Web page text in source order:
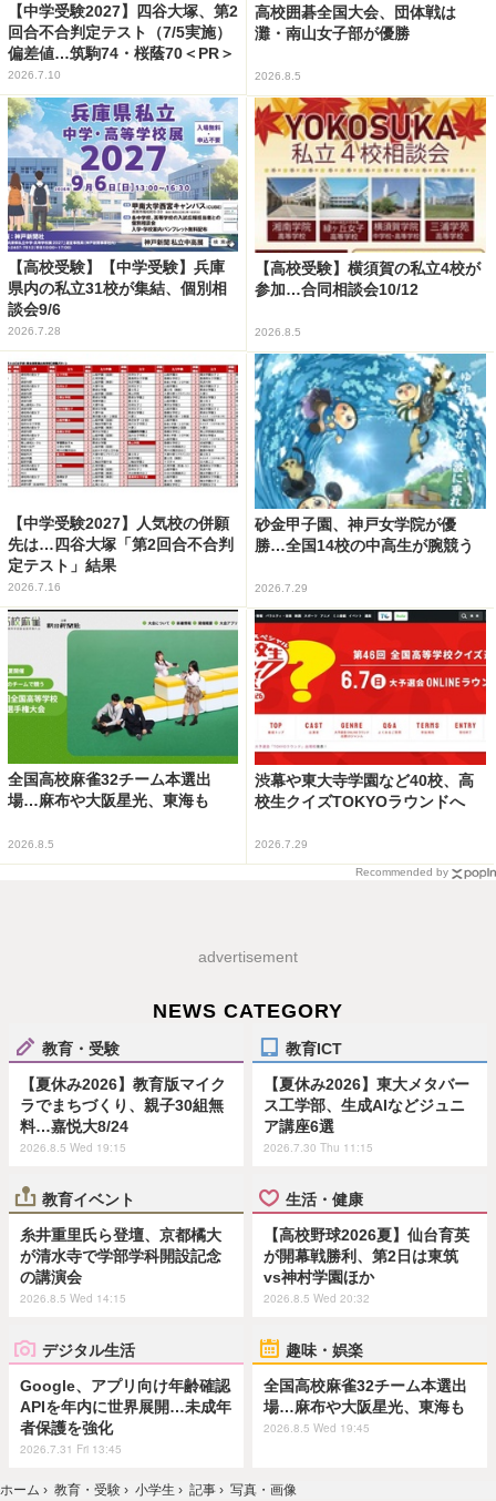
【中学受験2027】四谷大塚、第2
回合不合判定テスト（7/5実施）
偏差値…筑駒74・桜蔭70＜PR＞
2026.7.10
高校囲碁全国大会、団体戦は
灘・南山女子部が優勝
2026.8.5
【高校受験】【中学受験】兵庫
県内の私立31校が集結、個別相
談会9/6
2026.7.28
【高校受験】横須賀の私立4校が
参加…合同相談会10/12
2026.8.5
【中学受験2027】人気校の併願
先は…四谷大塚「第2回合不合判
定テスト」結果
2026.7.16
砂金甲子園、神戸女学院が優
勝…全国14校の中高生が腕競う
2026.7.29
全国高校麻雀32チーム本選出
場…麻布や大阪星光、東海も
2026.8.5
渋幕や東大寺学園など40校、高
校生クイズTOKYOラウンドへ
2026.7.29
Recommended by
advertisement
NEWS CATEGORY
教育・受験
【夏休み2026】教育版マイク
ラでまちづくり、親子30組無
料…嘉悦大8/24
2026.8.5 Wed 19:15
教育ICT
【夏休み2026】東大メタバー
ス工学部、生成AIなどジュニ
ア講座6選
2026.7.30 Thu 11:15
教育イベント
糸井重里氏ら登壇、京都橘大
が清水寺で学部学科開設記念
の講演会
2026.8.5 Wed 14:15
生活・健康
【高校野球2026夏】仙台育英
が開幕戦勝利、第2日は東筑
vs神村学園ほか
2026.8.5 Wed 20:32
デジタル生活
Google、アプリ向け年齢確認
APIを年内に世界展開…未成年
者保護を強化
2026.7.31 Fri 13:45
趣味・娯楽
全国高校麻雀32チーム本選出
場…麻布や大阪星光、東海も
2026.8.5 Wed 19:45
ホーム › 教育・受験 › 小学生 › 記事 › 写真・画像